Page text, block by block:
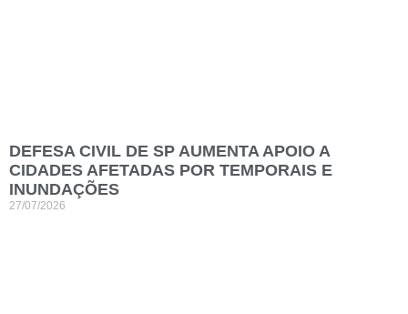
DEFESA CIVIL DE SP AUMENTA APOIO A
CIDADES AFETADAS POR TEMPORAIS E
INUNDAÇÕES
27/07/2026